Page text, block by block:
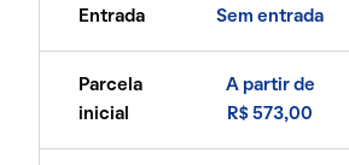
Entrada Sem entrada
Parcela
inicial
A partir de
R$ 573,00